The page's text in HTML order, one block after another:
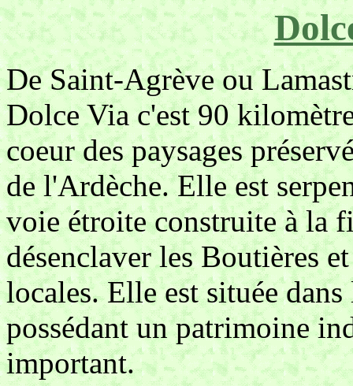
De Saint-Agrève ou
Dolce Via c'est 90
coeur des paysages
de l'Ardèche. Elle est
voie étroite construite à la
désenclaver les Boutières
locales. Elle est située
possédant un patrimoine
important.